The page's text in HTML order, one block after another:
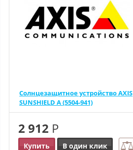
Cолнцезащитное устройство AXIS
SUNSHIELD A (5504-941)
2 912 Р
Купить В один клик